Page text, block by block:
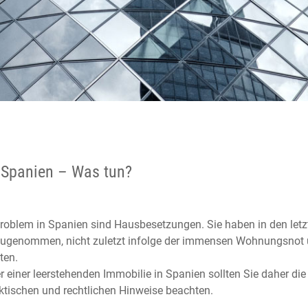
– Was tun?
in Spanien sind Hausbesetzungen. Sie haben in den
nicht zuletzt infolge der immensen Wohnungsnot
einer leerstehenden Immobilie in Spanien sollten Sie daher die
und rechtlichen Hinweise beachten.